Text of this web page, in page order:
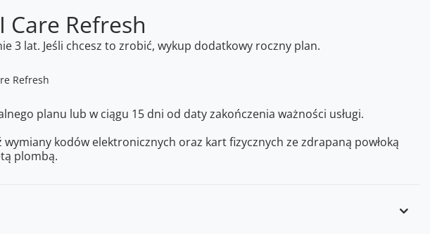
Care Refresh
3 lat. Jeśli chcesz to zrobić, wykup dodatkowy roczny plan.
planu lub w ciągu 15 dni od daty zakończenia ważności usługi.
kodów elektronicznych oraz kart fizycznych ze zdrapaną powłoką
plombą.